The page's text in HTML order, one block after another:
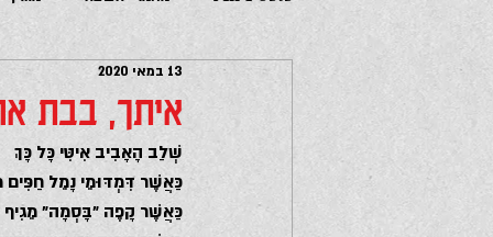
איתך, בבת
13 במאי 2020
שְׁלַב הָאָבִיב אִיטִּי כָּל כָּךְ
כַּאֲשֶׁר דִּמְדּוּמֵי נָמֵל חַפִּים
כַּאֲשֶׁר קָפֶה ״בָּסְמָה״